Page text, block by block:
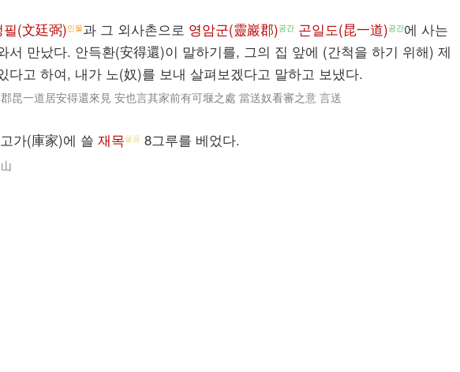
필(文廷弼)인물과 그 외사촌으로 영암군(靈巖郡)공간 곤일도(昆一道)공간에 사는
서 만났다. 안득환(安得還)이 말하기를, 그의 집 앞에 (간척을 하기 위해) 제
다고 하여, 내가 노(奴)를 보내 살펴보겠다고 말하고 보냈다.
昆一道居安得還來見 安也言其家前有可堰之處 當送奴看審之意 言送
가(庫家)에 쓸 재목물품 8그루를 베었다.